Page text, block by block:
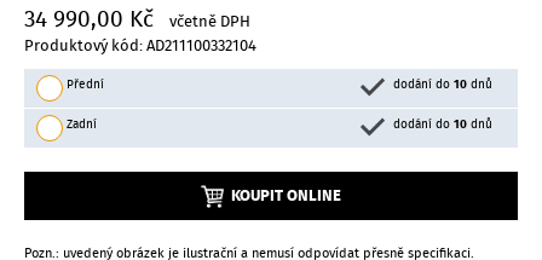
34 990,00 Kč
včetně DPH
Produktový kód: AD211100332104
Přední dodání do 10 dnů
Zadní dodání do 10 dnů
KOUPIT ONLINE
Pozn.: uvedený obrázek je ilustrační a nemusí odpovídat přesně specifikaci.